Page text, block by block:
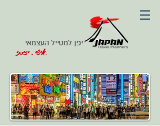
יפן למטייל העצמאי
אישי. יצירתי